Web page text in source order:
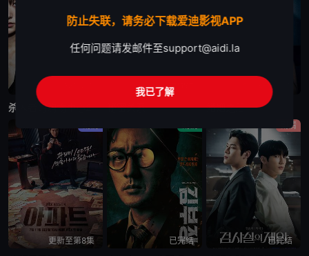
杀人者的购物中心2
已完结
秘密关系
更新至第10集
婚姻之后
更新至第8集 已完结
剧情
已完结
防止失联，请务必下载爱迪影视APP
任何问题请发邮件至support@aidi.la
我已了解